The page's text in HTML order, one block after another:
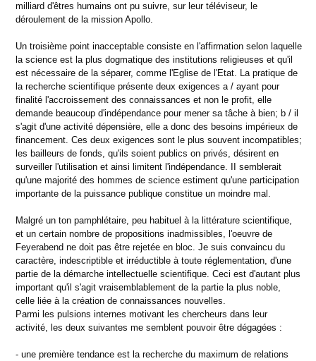
milliard d'êtres humains ont pu suivre, sur leur téléviseur, le
déroulement de la mission Apollo.
Un troisième point inacceptable consiste en l'affirmation selon laquelle
la science est la plus dogmatique des institutions religieuses et qu'il
est nécessaire de la séparer, comme l'Eglise de l'Etat. La pratique de
la recherche scientifique présente deux exigences a / ayant pour
finalité l'accroissement des connaissances et non le profit, elle
demande beaucoup d'indépendance pour mener sa tâche à bien; b / il
s'agit d'une activité dépensière, elle a donc des besoins impérieux de
financement. Ces deux exigences sont le plus souvent incompatibles;
les bailleurs de fonds, qu'ils soient publics on privés, désirent en
surveiller l'utilisation et ainsi limitent l'indépendance. II semblerait
qu'une majorité des hommes de science estiment qu'une participation
importante de la puissance publique constitue un moindre mal.
Malgré un ton pamphlétaire, peu habituel à la littérature scientifique,
et un certain nombre de propositions inadmissibles, l'oeuvre de
Feyerabend ne doit pas être rejetée en bloc. Je suis convaincu du
caractère, indescriptible et irréductible à toute réglementation, d'une
partie de la démarche intellectuelle scientifique. Ceci est d'autant plus
important qu'il s'agit vraisemblablement de la partie la plus noble,
celle liée à la création de connaissances nouvelles.
Parmi les pulsions internes motivant les chercheurs dans leur
activité, les deux suivantes me semblent pouvoir être dégagées :
- une première tendance est la recherche du maximum de relations